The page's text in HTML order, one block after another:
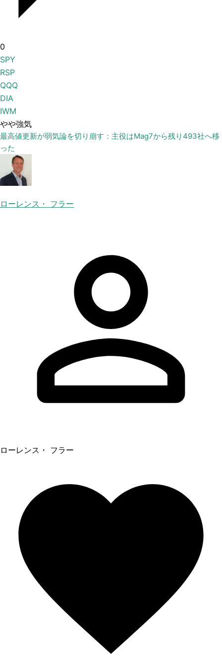
0
SPY
RSP
QQQ
DIA
IWM
やや強気
最高値更新が弱気論を切り崩す：主役はMag7から残り493社へ移
った
ローレンス・ フラー
ローレンス・ フラー